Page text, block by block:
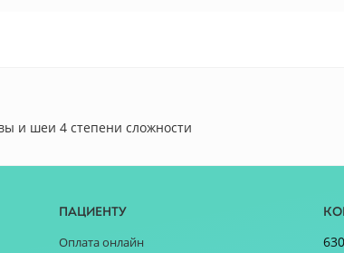
и шеи 4 степени сложности
Пациенту
Оплата онлайн